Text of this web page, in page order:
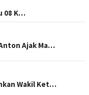
08 K…
Ajak Ma…
Wakil Ket…